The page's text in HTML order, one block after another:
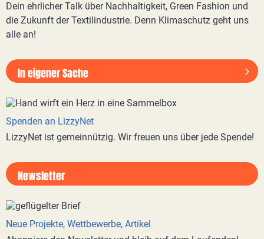
Dein ehrlicher Talk über Nachhaltigkeit, Green Fashion und
die Zukunft der Textilindustrie. Denn Klimaschutz geht uns
alle an!
In eigener Sache
Spenden an LizzyNet
LizzyNet ist gemeinnützig. Wir freuen uns über jede Spende!
Newsletter
Neue Projekte, Wettbewerbe, Artikel